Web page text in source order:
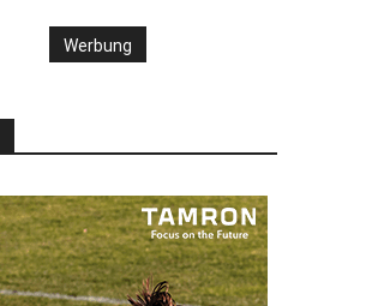
Werbung